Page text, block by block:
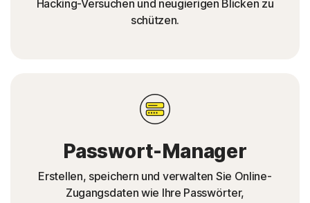
Hacking-Versuchen und neugierigen Blicken zu
schützen.
Passwort-Manager
Erstellen, speichern und verwalten Sie Online-
Zugangsdaten wie Ihre Passwörter,